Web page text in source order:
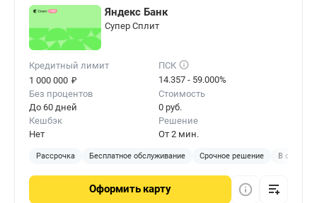
Яндекс Банк
Cупер Сплит
Кредитный лимит
1 000 000 ₽
ПСК
14.357 - 59.000%
Без процентов
До 60 дней
Стоимость
0 руб.
Кешбэк
Нет
Решение
От 2 мин.
Рассрочка Бесплатное обслуживание Срочное решение В
Оформить карту